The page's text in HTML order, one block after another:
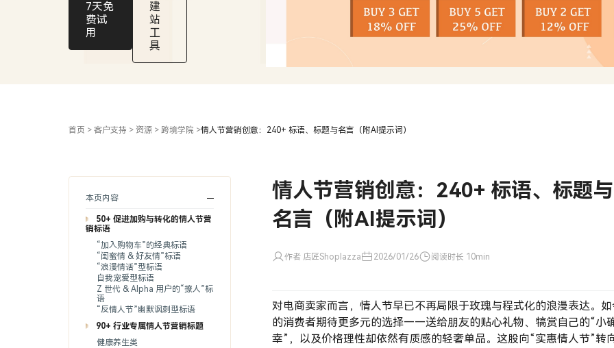
7天免
费试
用
建
站
工
具
首页 > 客户支持 > 资源 > 跨境学院 >情人节营销创意：240+ 标语、标题与名言（附AI提示词）
本页内容
50+ 促进加购与转化的情人节营
销标语
“加入购物车”的经典标语
“闺蜜情 & 好友情”标语
“浪漫情话”型标语
自我宠爱型标语
Z 世代 & Alpha 用户的“撩人”标
语
“反情人节”幽默讽刺型标语
90+ 行业专属情人节营销标题
健康养生类
情人节营销创意：240+ 标语、标题与
名言（附AI提示词）
作者 店匠Shoplazza 2026/01/26 阅读时长 10min
对电商卖家而言，情人节早已不再局限于玫瑰与程式化的浪漫表达。
的消费者期待更多元的选择——送给朋友的贴心礼物、犒赏自己的“小
幸”，以及价格理性却依然有质感的轻奢单品。这股向“实惠情人节”转